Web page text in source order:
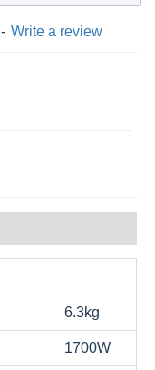
- Write a review
6.3kg
1700W